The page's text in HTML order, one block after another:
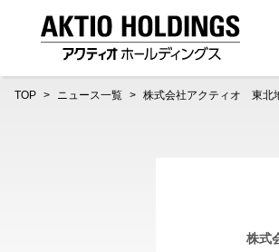
TOP ニュース一覧 株式会社アクティオ 東北
株式